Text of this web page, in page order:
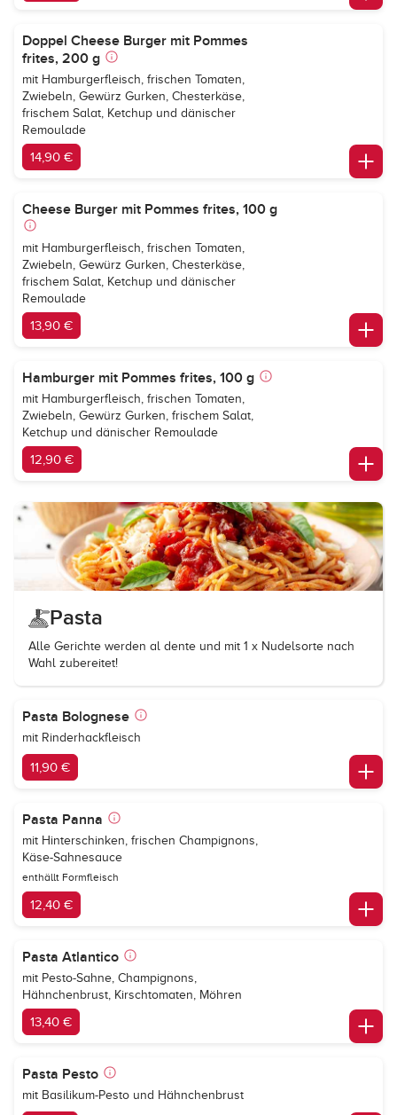
Doppel Cheese Burger mit Pommes
frites, 200 g
mit Hamburgerfleisch, frischen Tomaten,
Zwiebeln, Gewürz Gurken, Chesterkäse,
frischem Salat, Ketchup und dänischer
Remoulade
14,90 €
Cheese Burger mit Pommes frites, 100 g
mit Hamburgerfleisch, frischen Tomaten,
Zwiebeln, Gewürz Gurken, Chesterkäse,
frischem Salat, Ketchup und dänischer
Remoulade
13,90 €
Hamburger mit Pommes frites, 100 g
mit Hamburgerfleisch, frischen Tomaten,
Zwiebeln, Gewürz Gurken, frischem Salat,
Ketchup und dänischer Remoulade
12,90 €
Pasta
Alle Gerichte werden al dente und mit 1 x Nudelsorte nach
Wahl zubereitet!
Pasta Bolognese
mit Rinderhackfleisch
11,90 €
Pasta Panna
mit Hinterschinken, frischen Champignons,
Käse-Sahnesauce
enthällt Formfleisch
12,40 €
Pasta Atlantico
mit Pesto-Sahne, Champignons,
Hähnchenbrust, Kirschtomaten, Möhren
13,40 €
Pasta Pesto
mit Basilikum-Pesto und Hähnchenbrust